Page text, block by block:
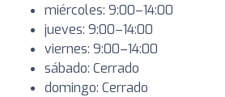
miércoles: 9:00–14:00
jueves: 9:00–14:00
viernes: 9:00–14:00
sábado: Cerrado
domingo: Cerrado